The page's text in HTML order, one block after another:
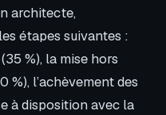
architecte,
étapes suivantes :
%), la mise hors
%), l’achèvement des
à disposition avec la